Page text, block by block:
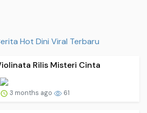
Hot Dini Viral Terbaru
Rilis Misteri Cinta
3 months ago 61